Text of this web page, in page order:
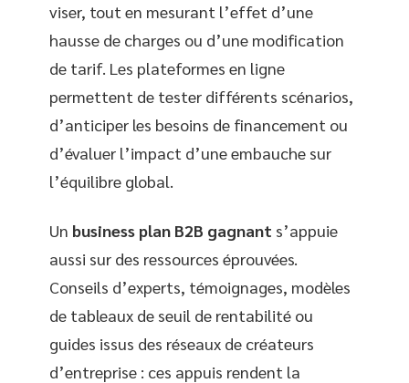
viser, tout en mesurant l’effet d’une
hausse de charges ou d’une modification
de tarif. Les plateformes en ligne
permettent de tester différents scénarios,
d’anticiper les besoins de financement ou
d’évaluer l’impact d’une embauche sur
l’équilibre global.
Un business plan B2B gagnant s’appuie
aussi sur des ressources éprouvées.
Conseils d’experts, témoignages, modèles
de tableaux de seuil de rentabilité ou
guides issus des réseaux de créateurs
d’entreprise : ces appuis rendent la